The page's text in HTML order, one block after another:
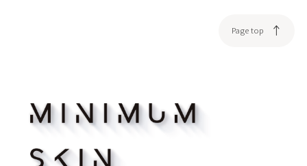
Page top